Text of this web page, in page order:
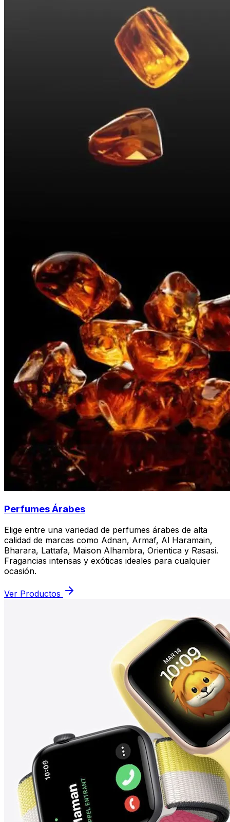
Perfumes Árabes
Elige entre una variedad de perfumes árabes de alta
calidad de marcas como Adnan, Armaf, Al Haramain,
Bharara, Lattafa, Maison Alhambra, Orientica y Rasasi.
Fragancias intensas y exóticas ideales para cualquier
ocasión.
Ver Productos